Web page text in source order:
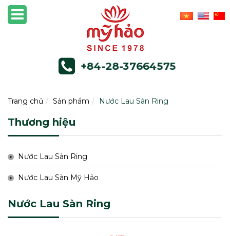
+84-28-37664575
Trang chủ Sản phẩm Nước Lau Sàn Ring
Thương hiệu
Nước Lau Sàn Ring
Nước Lau Sàn Mỹ Hảo
Nước Lau Sàn Ring